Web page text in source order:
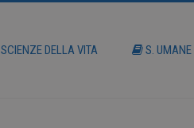
SCIENZE DELLA VITA S.